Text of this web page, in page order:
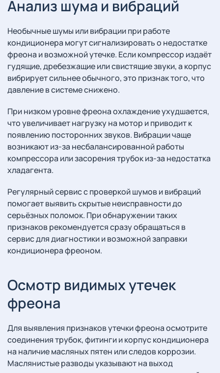
Анализ шума и вибраций
Необычные шумы или вибрации при работе
кондиционера могут сигнализировать о недостатке
фреона и возможной утечке. Если компрессор издаёт
гудящие, дребезжащие или свистящие звуки, а корпус
вибрирует сильнее обычного, это признак того, что
давление в системе снижено.
При низком уровне фреона охлаждение ухудшается,
что увеличивает нагрузку на мотор и приводит к
появлению посторонних звуков. Вибрации чаще
возникают из-за несбалансированной работы
компрессора или засорения трубок из-за недостатка
хладагента.
Регулярный сервис с проверкой шумов и вибраций
помогает выявить скрытые неисправности до
серьёзных поломок. При обнаружении таких
признаков рекомендуется сразу обращаться в
сервис для диагностики и возможной заправки
кондиционера фреоном.
Осмотр видимых утечек
фреона
Для выявления признаков утечки фреона осмотрите
соединения трубок, фитинги и корпус кондиционера
на наличие масляных пятен или следов коррозии.
Маслянистые разводы указывают на выход